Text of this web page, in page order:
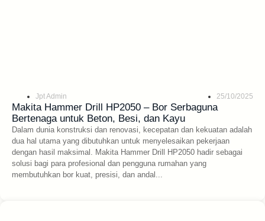
Jpt Admin 25/10/2025
Makita Hammer Drill HP2050 – Bor Serbaguna
Bertenaga untuk Beton, Besi, dan Kayu
Dalam dunia konstruksi dan renovasi, kecepatan dan kekuatan adalah
dua hal utama yang dibutuhkan untuk menyelesaikan pekerjaan
dengan hasil maksimal. Makita Hammer Drill HP2050 hadir sebagai
solusi bagi para profesional dan pengguna rumahan yang
membutuhkan bor kuat, presisi, dan andal...